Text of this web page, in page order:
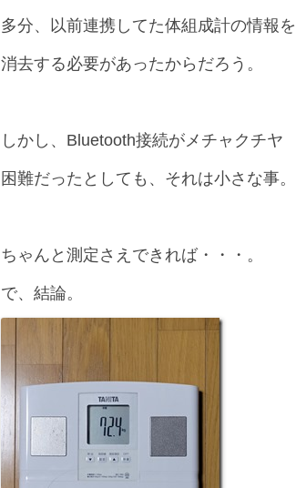
多分、以前連携してた体組成計の情報を
消去する必要があったからだろう。
しかし、Bluetooth接続がメチャクチヤ
困難だったとしても、それは小さな事。
ちゃんと測定さえできれば・・・。
で、結論。